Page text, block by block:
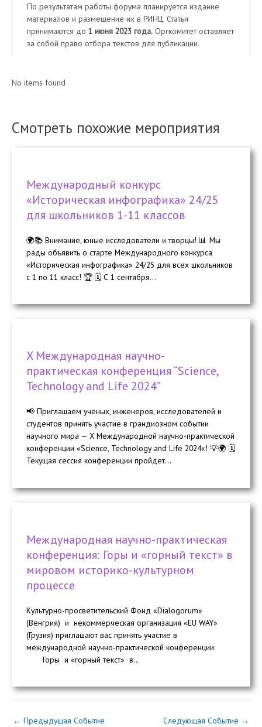
По результатам работы форума планируется издание
материалов и размещение их в РИНЦ. Статьи
принимаются до 1 июня 2023 года. Оргкомитет оставляет
за собой право отбора текстов для публикации.
No items found
Смотреть похожие мероприятия
Международный конкурс
«Историческая инфографика» 24/25
для школьников 1-11 классов
🌍📚 Внимание, юные исследователи и творцы! 📊 Мы
рады объявить о старте Международного конкурса
«Историческая инфографика» 24/25 для всех школьников
с 1 по 11 класс! 🏆 🗓 С 1 сентября...
X Международная научно-
практическая конференция “Science,
Technology and Life 2024”
📢 Приглашаем ученых, инженеров, исследователей и
студентов принять участие в грандиозном событии
научного мира — X Международной научно-практической
конференции «Science, Technology and Life 2024«! 💡🌍 🗓️
Текущая сессия конференции пройдет...
Международная научно-практическая
конференция: Горы и «горный текст» в
мировом историко-культурном
процессе
Культурно-просветительский Фонд «Dialogorum»
(Венгрия) и некоммерческая организация «EU WAY»
(Грузия) приглашают вас принять участие в
международной научно-практической конференции:
Горы и «горный текст» в...
← Предыдущая Событие Следующая Событие →